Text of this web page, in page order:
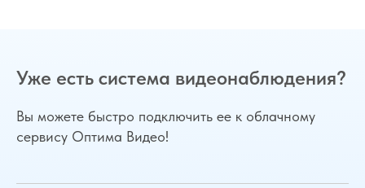
Уже есть система видеонаблюдения?
Вы можете быстро подключить ее к облачному
сервису Оптима Видео!